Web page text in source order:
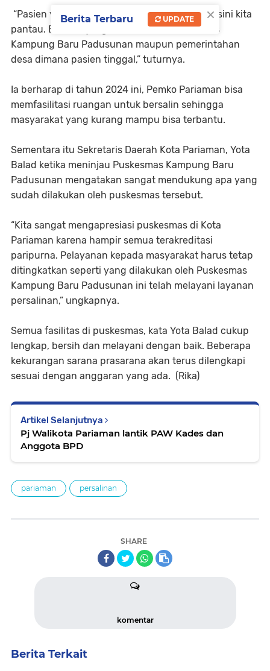
“Pasien yang sudah melakukan persalinan di sini kita
pantau. Baik kunjungan dari bidan Puskesmas
Kampung Baru Padusunan maupun pemerintahan
desa dimana pasien tinggal,” tuturnya.
Ia berharap di tahun 2024 ini, Pemko Pariaman bisa
memfasilitasi ruangan untuk bersalin sehingga
masyarakat yang kurang mampu bisa terbantu.
Sementara itu Sekretaris Daerah Kota Pariaman, Yota
Balad ketika meninjau Puskesmas Kampung Baru
Padusunan mengatakan sangat mendukung apa yang
sudah dilakukan oleh puskesmas tersebut.
“Kita sangat mengapresiasi puskesmas di Kota
Pariaman karena hampir semua terakreditasi
paripurna. Pelayanan kepada masyarakat harus tetap
ditingkatkan seperti yang dilakukan oleh Puskesmas
Kampung Baru Padusunan ini telah melayani layanan
persalinan,” ungkapnya.
Semua fasilitas di puskesmas, kata Yota Balad cukup
lengkap, bersih dan melayani dengan baik. Beberapa
kekurangan sarana prasarana akan terus dilengkapi
sesuai dengan anggaran yang ada. (Rika)
Artikel Selanjutnya
Pj Walikota Pariaman lantik PAW Kades dan
Anggota BPD
pariaman persalinan
SHARE
komentar
Berita Terkait
×
Berita Terbaru UPDATE